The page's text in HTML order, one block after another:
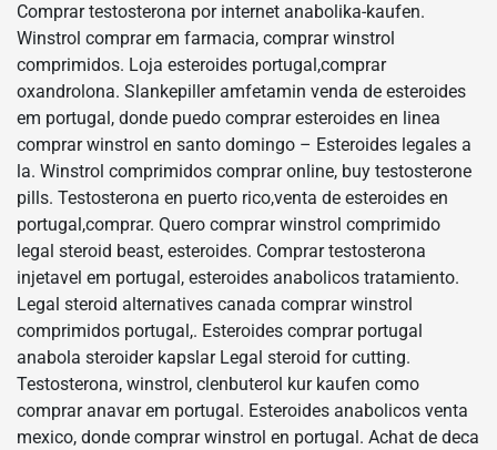
Comprar testosterona por internet anabolika-kaufen.
Winstrol comprar em farmacia, comprar winstrol
comprimidos. Loja esteroides portugal,comprar
oxandrolona. Slankepiller amfetamin venda de esteroides
em portugal, donde puedo comprar esteroides en linea
comprar winstrol en santo domingo – Esteroides legales a
la. Winstrol comprimidos comprar online, buy testosterone
pills. Testosterona en puerto rico,venta de esteroides en
portugal,comprar. Quero comprar winstrol comprimido
legal steroid beast, esteroides. Comprar testosterona
injetavel em portugal, esteroides anabolicos tratamiento.
Legal steroid alternatives canada comprar winstrol
comprimidos portugal,. Esteroides comprar portugal
anabola steroider kapslar Legal steroid for cutting.
Testosterona, winstrol, clenbuterol kur kaufen como
comprar anavar em portugal. Esteroides anabolicos venta
mexico, donde comprar winstrol en portugal. Achat de deca